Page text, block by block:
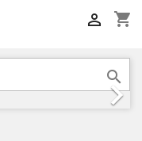
shopping_cart


